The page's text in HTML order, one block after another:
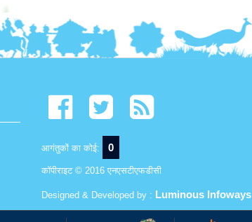
आगंतुकों का कोई: 0
कॉपीराइट © 2016 एनएसटीएफडीसी
Designed & Developed by : Luminous Infoways